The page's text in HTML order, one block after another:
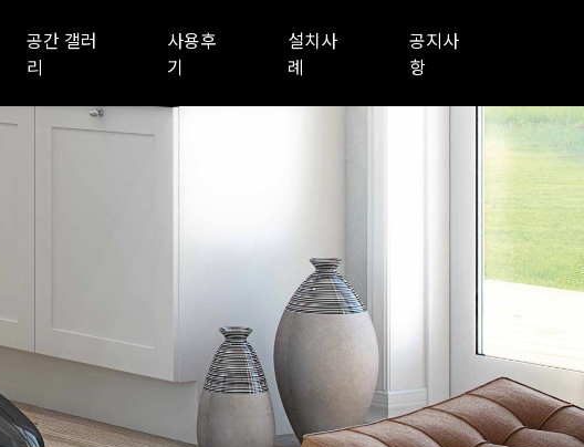
공간 갤러
리
사용후
기
설치사
례
공지사
항